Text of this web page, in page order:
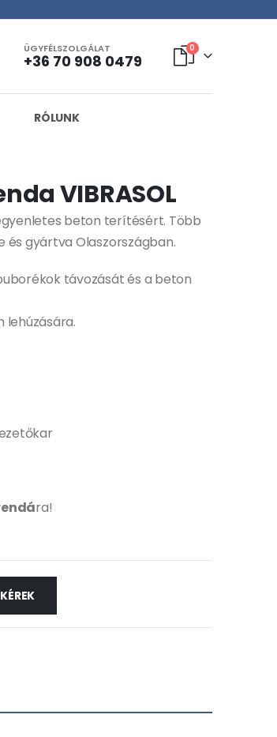
ÜGYFÉLSZOLGÁLAT
+36 70 908 0479
0
RÓLUNK
VIBRASOL
beton terítésért. Több
és gyártva Olaszországban.
távozását és a beton
lehúzására.
ra!